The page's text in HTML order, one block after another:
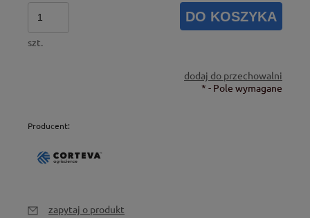
szt.
DO KOSZYKA
dodaj do przechowalni
* - Pole wymagane
Producent:
zapytaj o produkt